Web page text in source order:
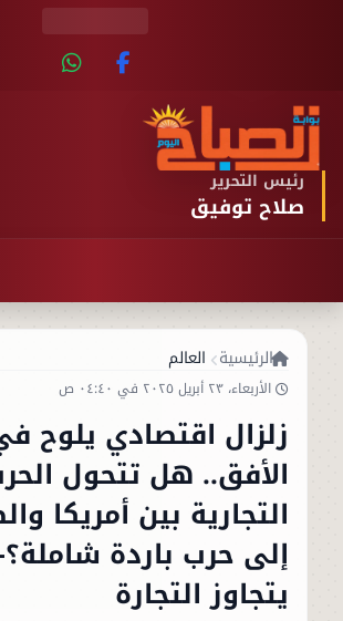
رئيس التحرير
صلاح توفيق
الرئيسية العالم
الأربعاء، ٢٣ أبريل ٢٠٢٥ في ٠٤:٤٠ ص
زلزال اقتصادي يلوح
الأفق.. هل تتحول
التجارية بين أمريكا
إلى حرب باردة
يتجاوز التجارة